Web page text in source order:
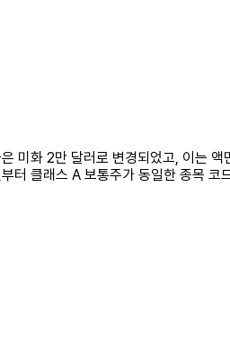
미화 2만 달러로 변경되었고, 이는
클래스 A 보통주가 동일한 종목